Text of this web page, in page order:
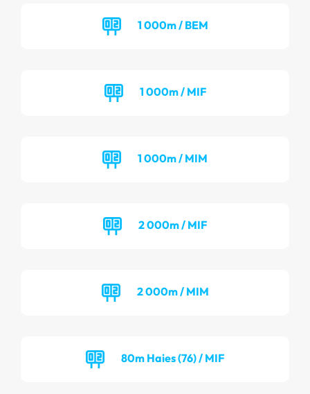
1 000m / BEM
1 000m / MIF
1 000m / MIM
2 000m / MIF
2 000m / MIM
80m Haies (76) / MIF